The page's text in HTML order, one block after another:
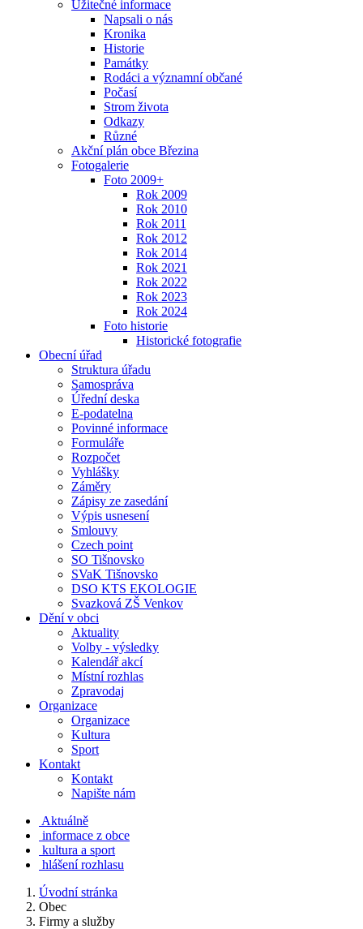
Užitečné informace
Napsali o nás
Kronika
Historie
Památky
Rodáci a významní občané
Počasí
Strom života
Odkazy
Různé
Akční plán obce Březina
Fotogalerie
Foto 2009+
Rok 2009
Rok 2010
Rok 2011
Rok 2012
Rok 2014
Rok 2021
Rok 2022
Rok 2023
Rok 2024
Foto historie
Historické fotografie
Obecní úřad
Struktura úřadu
Samospráva
Úřední deska
E-podatelna
Povinné informace
Formuláře
Rozpočet
Vyhlášky
Záměry
Zápisy ze zasedání
Výpis usnesení
Smlouvy
Czech point
SO Tišnovsko
SVaK Tišnovsko
DSO KTS EKOLOGIE
Svazková ZŠ Venkov
Dění v obci
Aktuality
Volby - výsledky
Kalendář akcí
Místní rozhlas
Zpravodaj
Organizace
Organizace
Kultura
Sport
Kontakt
Kontakt
Napište nám
Aktuálně
informace z obce
kultura a sport
hlášení rozhlasu
Úvodní stránka
Obec
Firmy a služby